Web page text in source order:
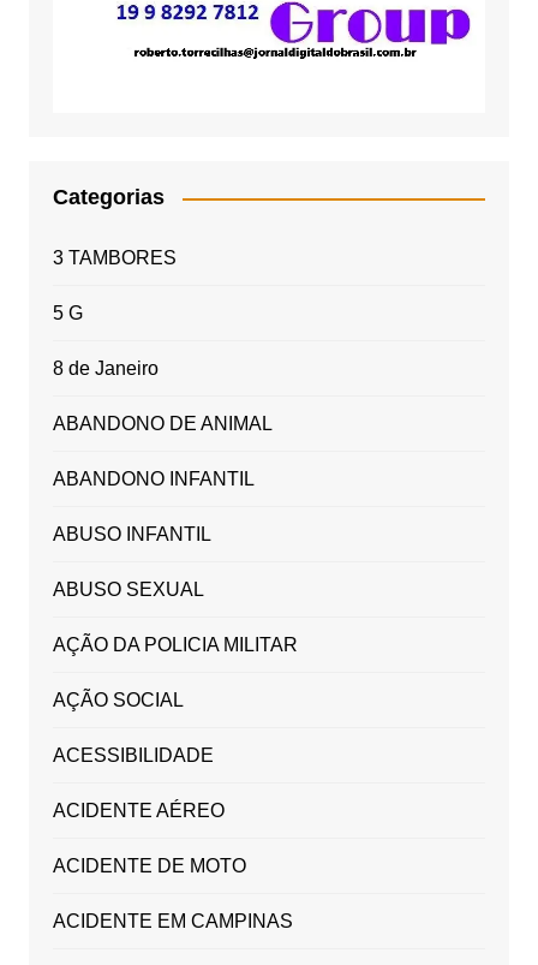
Categorias
3 TAMBORES
5 G
8 de Janeiro
ABANDONO DE ANIMAL
ABANDONO INFANTIL
ABUSO INFANTIL
ABUSO SEXUAL
AÇÃO DA POLICIA MILITAR
AÇÃO SOCIAL
ACESSIBILIDADE
ACIDENTE AÉREO
ACIDENTE DE MOTO
ACIDENTE EM CAMPINAS